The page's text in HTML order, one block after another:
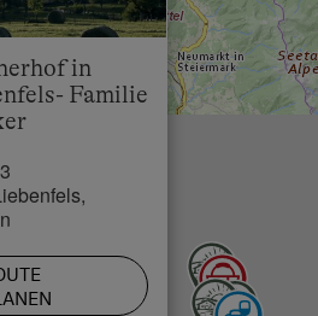
Besuch!
in
Familie